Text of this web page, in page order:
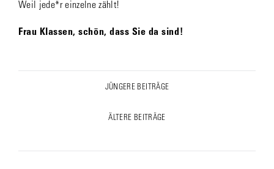
Weil jede*r einzelne zählt!
Frau Klassen, schön, dass Sie da sind!
JÜNGERE BEITRÄGE
ÄLTERE BEITRÄGE